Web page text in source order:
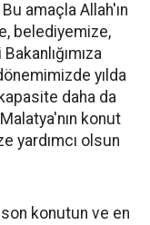
amaçla Allah'ın
belediyemize,
yılda
daha da
konut
yardımcı olsun
konutun ve en